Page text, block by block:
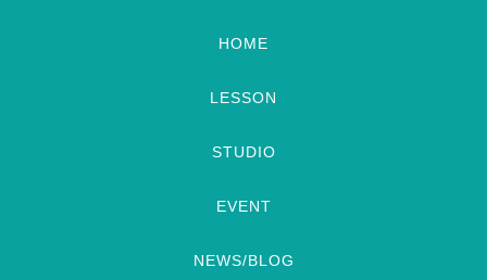
HOME
LESSON
STUDIO
EVENT
NEWS/BLOG